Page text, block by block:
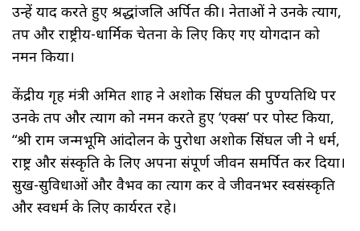
उन्हें याद करते हुए श्रद्धांजलि अर्पित की। नेताओं ने उनके त्याग,
तप और राष्ट्रीय-धार्मिक चेतना के लिए किए गए योगदान को
नमन किया।
केंद्रीय गृह मंत्री अमित शाह ने अशोक सिंघल की पुण्यतिथि पर
उनके तप और त्याग को नमन करते हुए ‘एक्स’ पर पोस्ट किया,
“श्री राम जन्मभूमि आंदोलन के पुरोधा अशोक सिंघल जी ने धर्म,
राष्ट्र और संस्कृति के लिए अपना संपूर्ण जीवन समर्पित कर दिया।
सुख-सुविधाओं और वैभव का त्याग कर वे जीवनभर स्वसंस्कृति
और स्वधर्म के लिए कार्यरत रहे।